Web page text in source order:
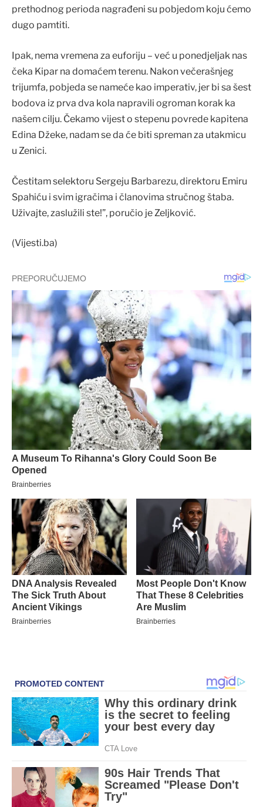
prethodnog perioda nagrađeni su pobjedom koju ćemo
dugo pamtiti.
Ipak, nema vremena za euforiju – već u ponedjeljak nas
čeka Kipar na domaćem terenu. Nakon večerašnjeg
trijumfa, pobjeda se nameće kao imperativ, jer bi sa šest
bodova iz prva dva kola napravili ogroman korak ka
našem cilju. Čekamo vijest o stepenu povrede kapitena
Edina Džeke, nadam se da će biti spreman za utakmicu
u Zenici.
Čestitam selektoru Sergeju Barbarezu, direktoru Emiru
Spahiću i svim igračima i članovima stručnog štaba.
Uživajte, zaslužili ste!”, poručio je Zeljković.
(Vijesti.ba)